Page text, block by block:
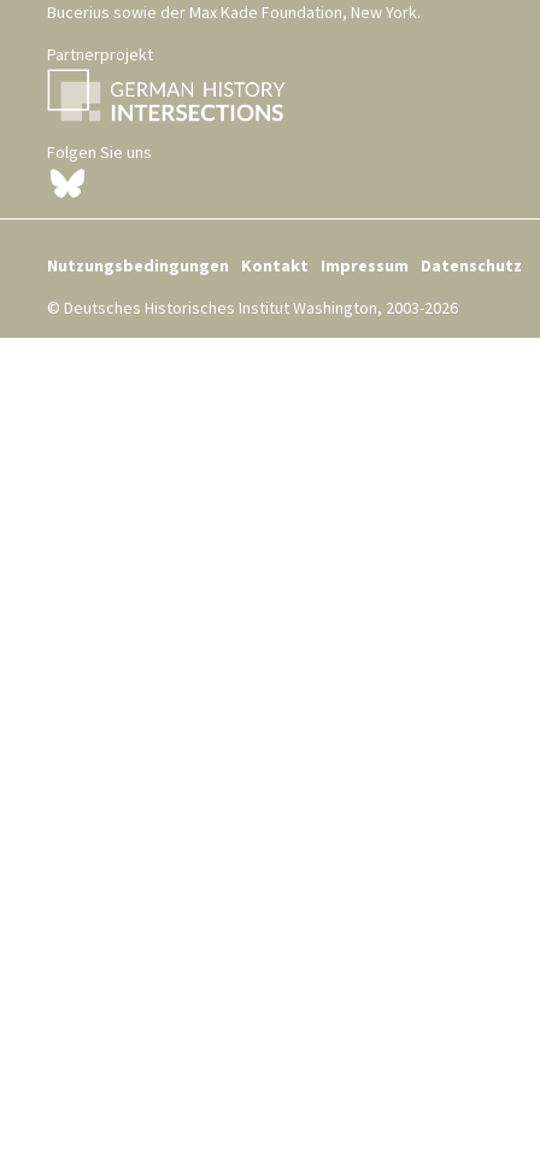
Bucerius sowie der Max Kade Foundation, New York.
Partnerprojekt
Folgen Sie uns
Nutzungsbedingungen Kontakt Impressum
Datenschutz
© Deutsches Historisches Institut Washington, 2003-2026